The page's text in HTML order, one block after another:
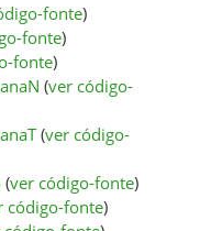
fonte)
fonte)
fonte)
(ver código-
(ver código-
(ver código-fonte)
código-fonte)